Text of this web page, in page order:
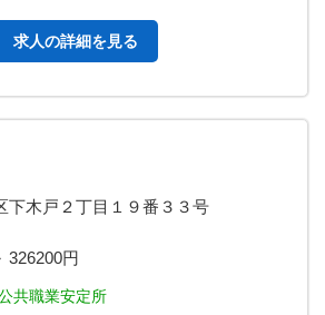
求人の詳細を見る
下木戸２丁目１９番３３号
326200円
共職業安定所